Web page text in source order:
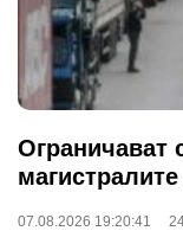
Ограничават
07.08.2026 19:20:41